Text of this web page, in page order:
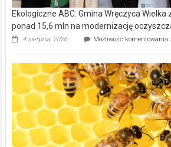
Ekologiczne ABC. Gmina Wręczyca
ponad 15,6 mln na modernizację
4 sierpnia, 2026 Możliwość komentowania